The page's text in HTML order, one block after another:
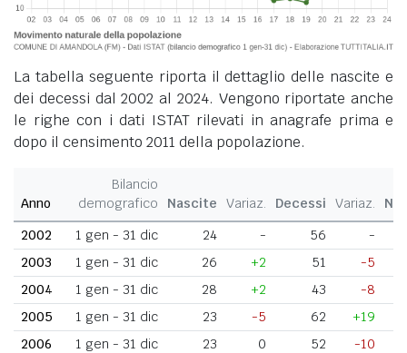
La tabella seguente riporta il dettaglio delle nascite e
dei decessi dal 2002 al 2024. Vengono riportate anche
le righe con i dati ISTAT rilevati in anagrafe prima e
dopo il censimento 2011 della popolazione.
Anno
Bilancio
demografico
Nascite Variaz. Decessi Variaz.
2002
1 gen - 31 dic 24 - 56
-
2003
1 gen - 31 dic 26 +2 51
-5
2004
1 gen - 31 dic 28 +2 43
-8
2005
1 gen - 31 dic 23 -5 62
+19
2006
1 gen - 31 dic 23 0 52
-10